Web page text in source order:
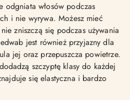
odgniata włosów podczas
i nie wyrywa. Możesz mieć
zniszczą się podczas używania
jest również przyjazny dla
jej oraz przepuszcza powietrze.
szczyptę klasy do każdej
się elastyczna i bardzo